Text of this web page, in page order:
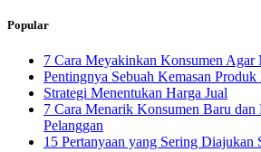
Popular
7 Cara Meyakinkan Konsumen
Pentingnya Sebuah Kemasan Produk
Strategi Menentukan Harga Jual
7 Cara Menarik Konsumen Baru dan
Pelanggan
15 Pertanyaan yang Sering Diajukan